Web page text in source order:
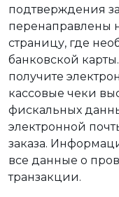
подтверждения
перенаправлены
страницу, где
банковской
получите
кассовые чеки
фискальных
электронной
заказа.
все данные о
транзакции.